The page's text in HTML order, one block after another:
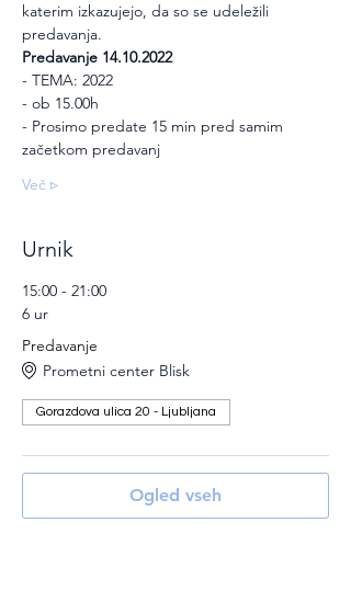
katerim izkazujejo, da so se udeležili
predavanja.
Predavanje 14.10.2022
- TEMA: 2022
- ob 15.00h
- Prosimo predate 15 min pred samim
začetkom predavanj
Več ▹
Urnik
15:00 - 21:00
6 ur
Predavanje
Prometni center Blisk
Gorazdova ulica 20 - Ljubljana
Ogled vseh